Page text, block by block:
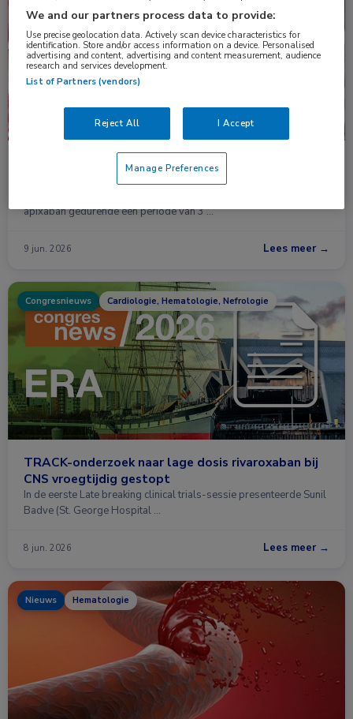
Apixaban geeft minder bloedingsrisico dan
rivaroxaban bij VTE
apixaban gedurende een periode van 3 …
9 jun. 2026 Lees meer →
Congresnieuws Cardiologie, Hematologie, Nefrologie
TRACK-onderzoek naar lage dosis rivaroxaban bij
CNS vroegtijdig gestopt
In de eerste Late breaking clinical trials-sessie presenteerde Sunil
Badve (St. George Hospital …
8 jun. 2026 Lees meer →
Nieuws Hematologie
We and our partners process data to provide:
Use precise geolocation data. Actively scan device characteristics for
identification. Store and/or access information on a device. Personalised
advertising and content, advertising and content measurement, audience
research and services development.
List of Partners (vendors)
Reject All I Accept
Manage Preferences